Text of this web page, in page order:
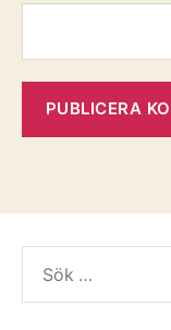
efter: